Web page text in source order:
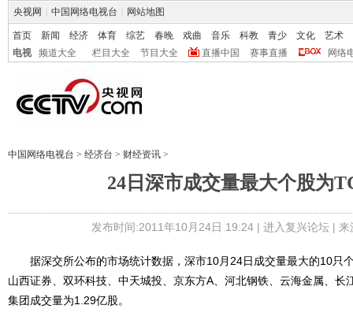
央视网 中国网络电视台 网站地图
首页 新闻 经济 体育 综艺 春晚 戏曲 音乐 科教 青少 文化
艺术
电视
频道大全 栏目大全 节目大全 直播中国 赛事直播 网络
中国网络电视台 > 经济台 > 财经资讯 >
24日深市成交量最大个股为
发布时间:2011年10月24日 19:24 | 进入复兴论坛| 来
据深交所公布的市场统计数据，深市10月24日成交量最大的10只
山西证券、双环科技、中天城投、京东方A、河北钢铁、云海金属、长
集团成交量为1.29亿股。